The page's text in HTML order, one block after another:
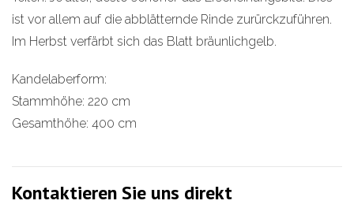
ist vor allem auf die abblätternde Rinde zurürckzuführen.
Im Herbst verfärbt sich das Blatt bräunlichgelb.
Kandelaberform:
Stammhöhe: 220 cm
Gesamthöhe: 400 cm
Kontaktieren Sie uns direkt